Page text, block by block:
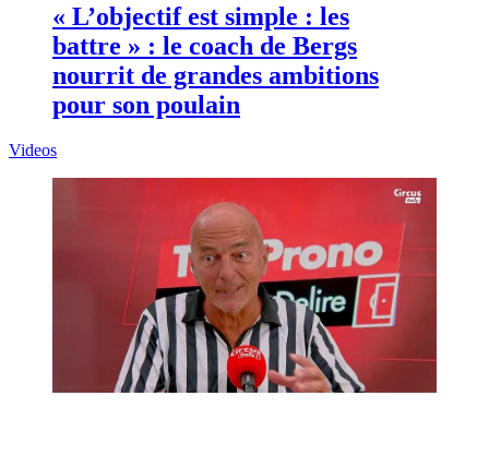
« L’objectif est simple : les
battre » : le coach de Bergs
nourrit de grandes ambitions
pour son poulain
Videos